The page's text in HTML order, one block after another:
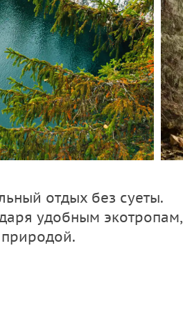
отдых без суеты.
удобным экотропам,